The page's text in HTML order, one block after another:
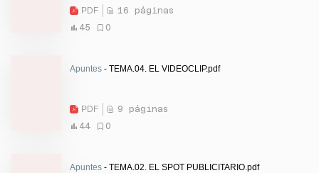
PDF
16 páginas
45
0
Apuntes - TEMA.04. EL VIDEOCLIP.pdf
PDF
9 páginas
44
0
Apuntes - TEMA.02. EL SPOT PUBLICITARIO.pdf